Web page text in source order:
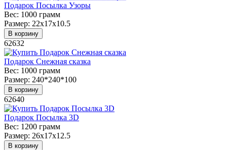
Подарок Посылка Узоры
Вес: 1000 грамм
Размер: 22х17х10.5
В корзину
62632
Подарок Снежная сказка
Вес: 1000 грамм
Размер: 240*240*100
В корзину
62640
Подарок Посылка 3D
Вес: 1200 грамм
Размер: 26х17х12.5
В корзину